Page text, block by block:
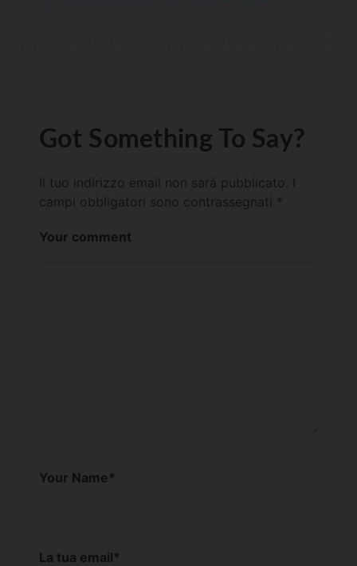
Got Something To Say?
Il tuo indirizzo email non sarà pubblicato.
campi obbligatori sono contrassegnati *
Your comment
Your Name*
La tua email*